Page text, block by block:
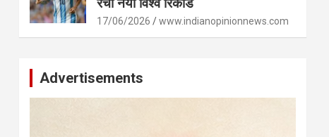
17/06/2026 www.indianopinionnews.com
Advertisements